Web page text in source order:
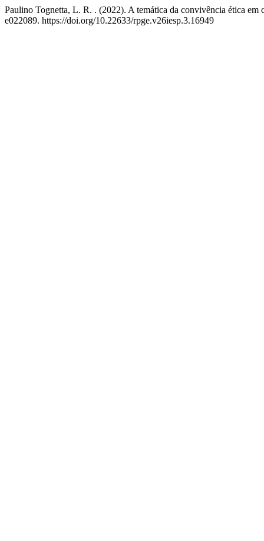
Paulino Tognetta, L. R. . (2022). A temática da convivência ética em
e022089. https://doi.org/10.22633/rpge.v26iesp.3.16949